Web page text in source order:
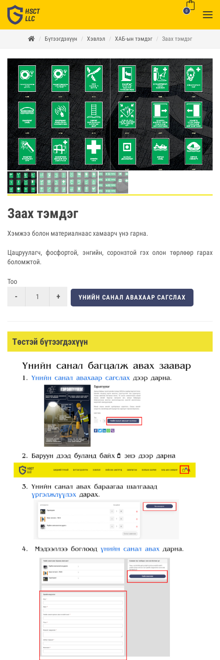
0
Бүтээгдэхүүн Хэвлэл ХАБ-ын тэмдэг Заах тэмдэг
Заах тэмдэг
Хэмжээ болон материалнаас хамаарч үнэ гарна.
Цацруулагч, фосфортой, энгийн, соронзтой гэх олон төрлөөр гарах
боломжтой.
Тоо
ҮНИЙН САНАЛ АВАХААР САГСЛАХ
Төстэй бүтээгдэхүүн